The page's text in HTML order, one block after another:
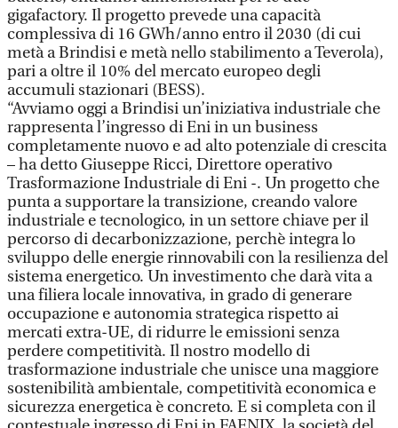
gigafactory. Il progetto prevede una capacità
complessiva di 16 GWh/anno entro il 2030 (di cui
metà a Brindisi e metà nello stabilimento a Teverola),
pari a oltre il 10% del mercato europeo degli
accumuli stazionari (BESS).
“Avviamo oggi a Brindisi un’iniziativa industriale che
rappresenta l’ingresso di Eni in un business
completamente nuovo e ad alto potenziale di crescita
– ha detto Giuseppe Ricci, Direttore operativo
Trasformazione Industriale di Eni -. Un progetto che
punta a supportare la transizione, creando valore
industriale e tecnologico, in un settore chiave per il
percorso di decarbonizzazione, perchè integra lo
sviluppo delle energie rinnovabili con la resilienza del
sistema energetico. Un investimento che darà vita a
una filiera locale innovativa, in grado di generare
occupazione e autonomia strategica rispetto ai
mercati extra-UE, di ridurre le emissioni senza
perdere competitività. Il nostro modello di
trasformazione industriale che unisce una maggiore
sostenibilità ambientale, competitività economica e
sicurezza energetica è concreto. E si completa con il